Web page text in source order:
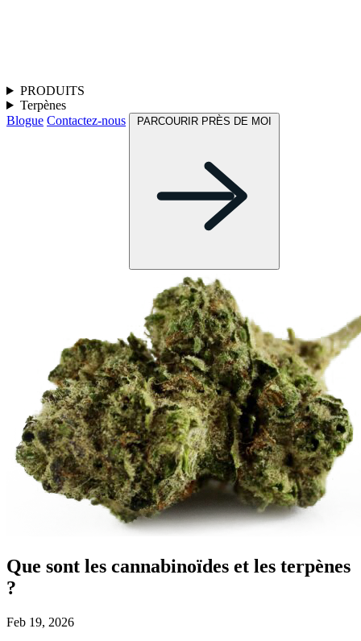
PRODUITS
Terpènes
Blogue Contactez-nous PARCOURIR PRÈS DE MOI
Que sont les cannabinoïdes et les terpènes
?
Feb 19, 2026